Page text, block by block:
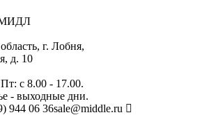
МИДЛ
г. Лобня,
д. 10
с 8.00 - 17.00.
- выходные дни.
944 06 36sale@middle.ru